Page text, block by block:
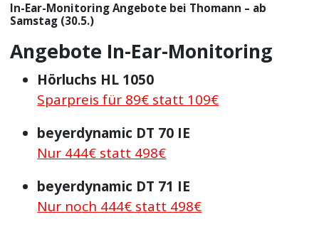
In-Ear-Monitoring Angebote bei Thomann – ab
Samstag (30.5.)
Angebote In-Ear-Monitoring
Hörluchs HL 1050
Sparpreis für 89€ statt 109€
beyerdynamic DT 70 IE
Nur 444€ statt 498€
beyerdynamic DT 71 IE
Nur noch 444€ statt 498€